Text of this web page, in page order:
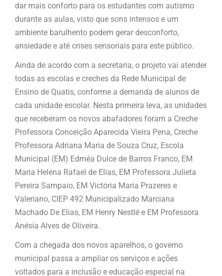
dar mais conforto para os estudantes com autismo
durante as aulas, visto que sons intensos e um
ambiente barulhento podem gerar desconforto,
ansiedade e até crises sensoriais para este público.
Ainda de acordo com a secretaria, o projeto vai atender
todas as escolas e creches da Rede Municipal de
Ensino de Quatis, conforme a demanda de alunos de
cada unidade escolar. Nesta primeira leva, as unidades
que receberam os novos abafadores foram a Creche
Professora Conceição Aparecida Vieira Pena, Creche
Professora Adriana Maria de Souza Cruz, Escola
Municipal (EM) Edméa Dulce de Barros Franco, EM
Maria Helena Rafael de Elias, EM Professora Julieta
Pereira Sampaio, EM Victória Maria Prazeres e
Valeriano, CIEP 492 Municipalizado Marciana
Machado De Elias, EM Henry Nestlé e EM Professora
Anésia Alves de Oliveira.
Com a chegada dos novos aparelhos, o governo
municipal passa a ampliar os serviços e ações
voltados para a inclusão e educação especial na